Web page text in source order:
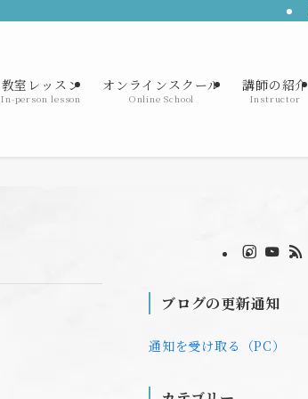
教室レッスン
In-person lesson
オンラインスクール
Online School
講師の紹介
Instructor
ブログの更新通知
通知を受け取る（PC）